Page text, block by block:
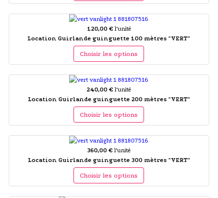
120,00 € l'unité
Location Guirlande guinguette 100 mètres "VERT"
Choisir les options
240,00 € l'unité
Location Guirlande guinguette 200 mètres "VERT"
Choisir les options
360,00 € l'unité
Location Guirlande guinguette 300 mètres "VERT"
Choisir les options